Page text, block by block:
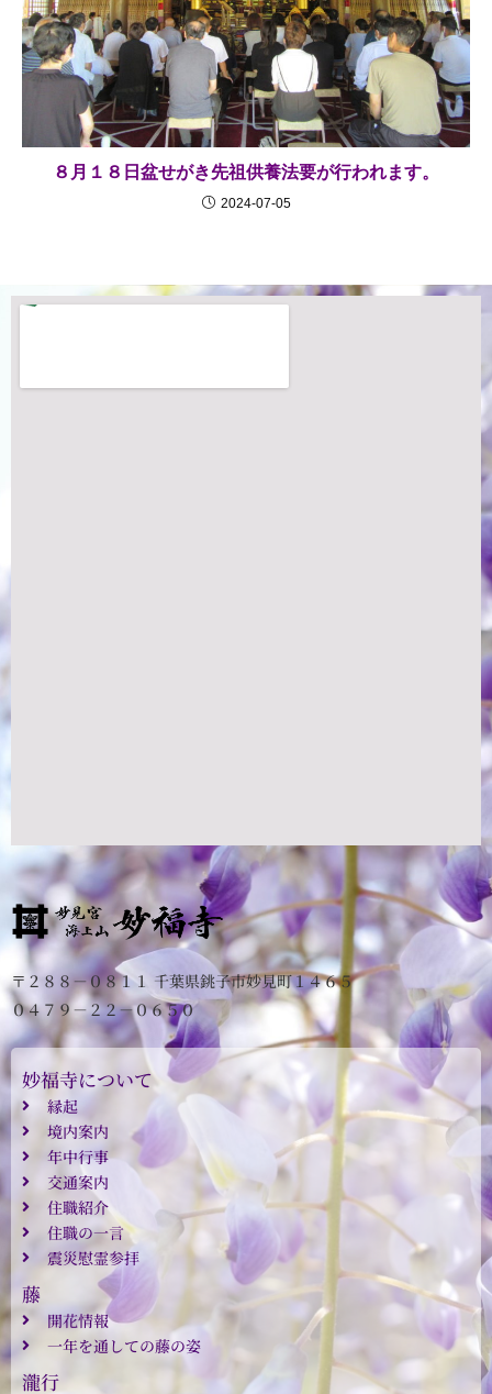
８月１８日盆せがき先祖供養法要が行われます。
2024-07-05
〒２８８－０８１１ 千葉県銚子市妙見町１４６５
０４７９－２２－０６５０
妙福寺について
縁起
境内案内
年中行事
交通案内
住職紹介
住職の一言
震災慰霊参拝
藤
開花情報
一年を通しての藤の姿
瀧行